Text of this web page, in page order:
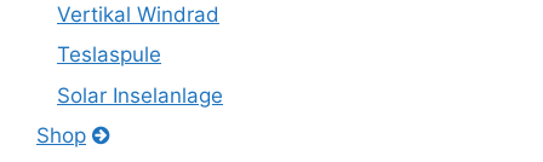
Vertikal Windrad
Teslaspule
Solar Inselanlage
Shop